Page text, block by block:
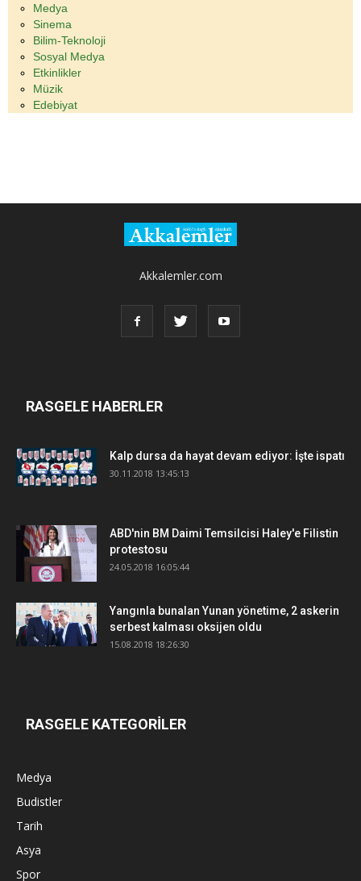
Medya
Sinema
Bilim-Teknoloji
Sosyal Medya
Etkinlikler
Müzik
Edebiyat
Akkalemler.com
RASGELE HABERLER
Kalp dursa da hayat devam ediyor: İşte ispatı
30.11.2018 13:45:13
ABD'nin BM Daimi Temsilcisi Haley'e Filistin
protestosu
24.05.2018 16:05:44
Yangınla bunalan Yunan yönetime, 2 askerin
serbest kalması oksijen oldu
15.08.2018 18:26:30
RASGELE KATEGORİLER
Medya
Budistler
Tarih
Asya
Spor